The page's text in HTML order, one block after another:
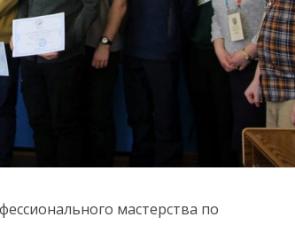
мастерства по